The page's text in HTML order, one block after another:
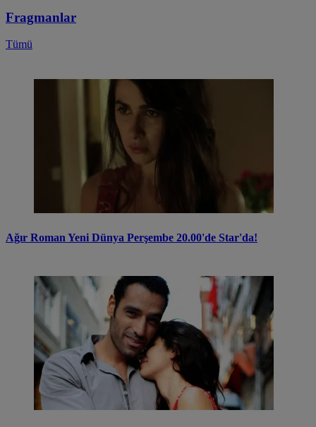
Fragmanlar
Tümü
Ağır Roman Yeni Dünya Perşembe 20.00'de Star'da!